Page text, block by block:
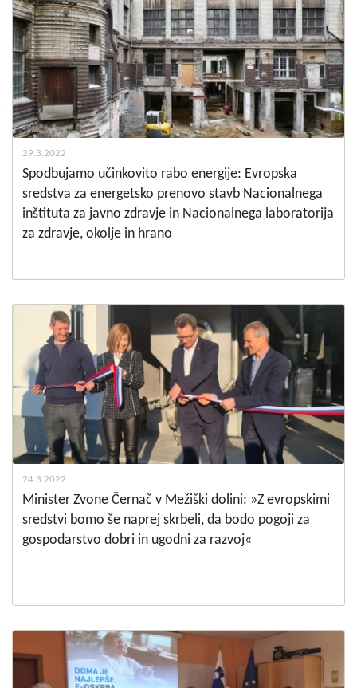
29.3.2022
Spodbujamo učinkovito rabo energije: Evropska
sredstva za energetsko prenovo stavb Nacionalnega
inštituta za javno zdravje in Nacionalnega laboratorija
za zdravje, okolje in hrano
24.3.2022
Minister Zvone Černač v Mežiški dolini: »Z evropskimi
sredstvi bomo še naprej skrbeli, da bodo pogoji za
gospodarstvo dobri in ugodni za razvoj«